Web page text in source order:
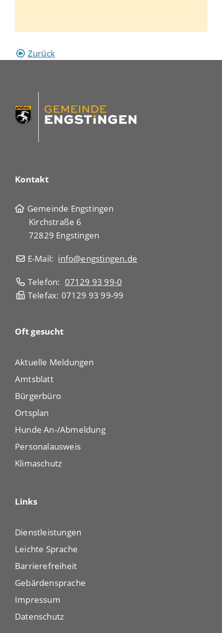
Zurück
Kontakt
Gemeinde Engstingen
Kirchstraße 6
72829 Engstingen
E-Mail: info@engstingen.de
Telefon: 07129 93 99-0
Telefax: 07129 93 99-99
Oft gesucht
Aktuelle Meldungen
Amtsblatt
Bürgerbüro
Ortsplan
Hunde An-/Abmeldung
Personalausweis
Klimaschutz
Links
Dienstleistungen
Leichte Sprache
Barrierefreiheit
Gebärdensprache
Impressum
Datenschutz